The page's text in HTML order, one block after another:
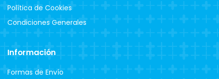
Política de Cookies
Condiciones Generales
Información
Formas de Envío